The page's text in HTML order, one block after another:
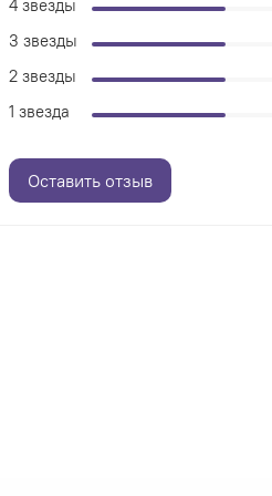
4 звезды
3 звезды
2 звезды
1 звезда
Оставить отзыв